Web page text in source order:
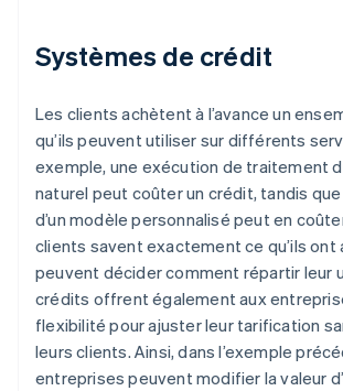
Systèmes de crédit
Les clients achètent à l’avance un
qu’ils peuvent utiliser sur différents
exemple, une exécution de traitement
naturel peut coûter un crédit, tandis que
d’un modèle personnalisé peut en
clients savent exactement ce qu’ils
peuvent décider comment répartir leur
crédits offrent également aux
flexibilité pour ajuster leur tarification
leurs clients. Ainsi, dans l’exemple
entreprises peuvent modifier la valeur